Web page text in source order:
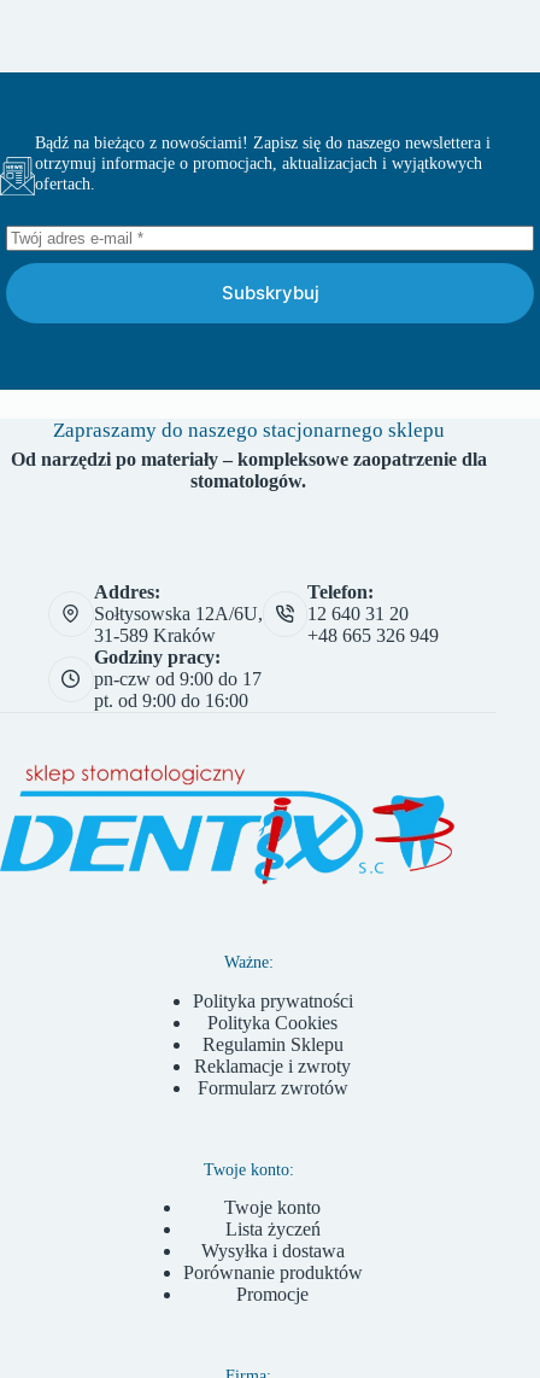
Bądź na bieżąco z nowościami! Zapisz się do naszego newslettera i
otrzymuj informacje o promocjach, aktualizacjach i wyjątkowych
ofertach.
Subskrybuj
Zapraszamy do naszego stacjonarnego sklepu
Od narzędzi po materiały – kompleksowe zaopatrzenie dla
stomatologów.
Addres:
Sołtysowska 12A/6U,
31-589 Kraków
Telefon:
12 640 31 20
+48 665 326 949
Godziny pracy:
pn-czw od 9:00 do 17
pt. od 9:00 do 16:00
Ważne:
Polityka prywatności
Polityka Cookies
Regulamin Sklepu
Reklamacje i zwroty
Formularz zwrotów
Twoje konto:
Twoje konto
Lista życzeń
Wysyłka i dostawa
Porównanie produktów
Promocje